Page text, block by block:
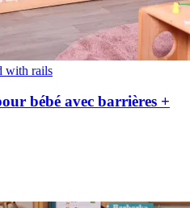
bébé avec barrières +